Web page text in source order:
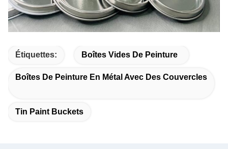
Étiquettes: Boîtes Vides De Peinture
Boîtes De Peinture En Métal Avec Des Couvercles
Tin Paint Buckets